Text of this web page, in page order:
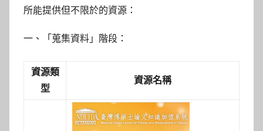
所能提供但不限於的資源：
一、「蒐集資料」階段：
資源類
型
資源名稱